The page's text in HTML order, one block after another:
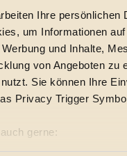
Ihre persönlichen
um Informationen
und Inhalte,
von Angeboten zu
Sie können Ihre
Privacy Trigger
gerne:
Lage erfassen,